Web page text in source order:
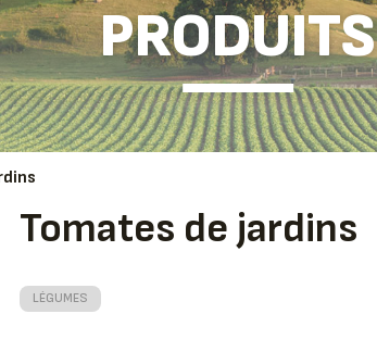
PRODUITS
Tomates de jardins
LÉGUMES